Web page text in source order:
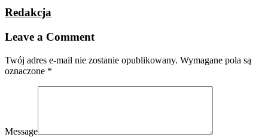
Redakcja
Leave a Comment
Twój adres e-mail nie zostanie opublikowany. Wymagane pola są
oznaczone *
Message